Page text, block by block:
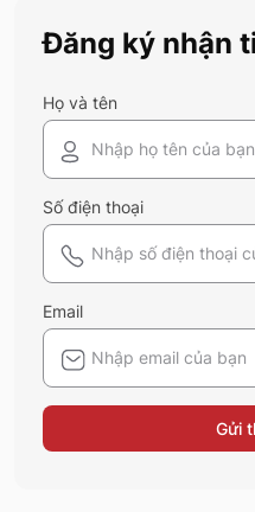
Đăng ký nhận
Họ và tên
Số điện thoại
Email
Gửi